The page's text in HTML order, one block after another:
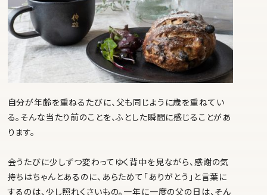
自分が年齢を重ねるたびに、父も同じように歳を重ねてい
る。そんな当たり前のことを、ふとした瞬間に感じることがあ
ります。
会うたびに少しずつ変わってゆく背中を見ながら、感謝の気
持ちはちゃんとあるのに、あらためて「ありがとう」と言葉に
するのは、少し照れくさいもの。一年に一度の父の日は、そん